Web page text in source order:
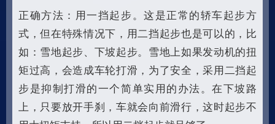
正确方法：用一挡起步。这是正常的轿车起步方
式，但在特殊情况下，用二挡起步也是可以的，比
如：雪地起步、下坡起步。雪地上如果发动机的扭
矩过高，会造成车轮打滑，为了安全，采用二挡起
步是抑制打滑的一个简单实用的办法。在下坡路
上，只要放开手刹，车就会向前滑行，这时起步不